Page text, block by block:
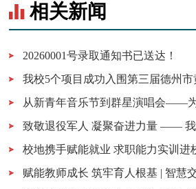
相关新闻
20260001号录取通知书已送达！